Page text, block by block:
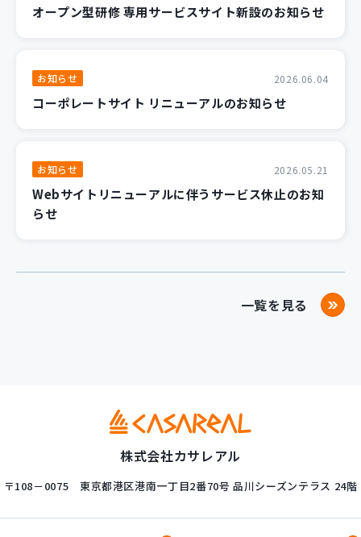
オープン型研修 専用サービスサイト新設のお知らせ
お知らせ 2026.06.04
コーポレートサイト リニューアルのお知らせ
お知らせ 2026.05.21
Webサイトリニューアルに伴うサービス休止のお知
らせ
一覧を見る
株式会社カサレアル
〒108－0075 東京都港区港南一丁目2番70号 品川シーズンテラス 24階